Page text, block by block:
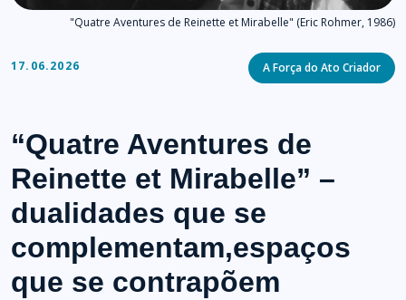
"Quatre Aventures de Reinette et Mirabelle" (Eric Rohmer, 1986)
17.06.2026 Categories
A Força do Ato Criador
“Quatre Aventures de
Reinette et Mirabelle” –
dualidades que se
complementam,espaços
que se contrapõem